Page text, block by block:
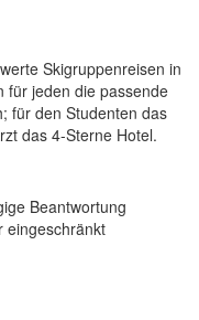
Skigruppenreisen in
für jeden die passende
für den Studenten das
das 4-Sterne Hotel.
Beantwortung
eingeschränkt